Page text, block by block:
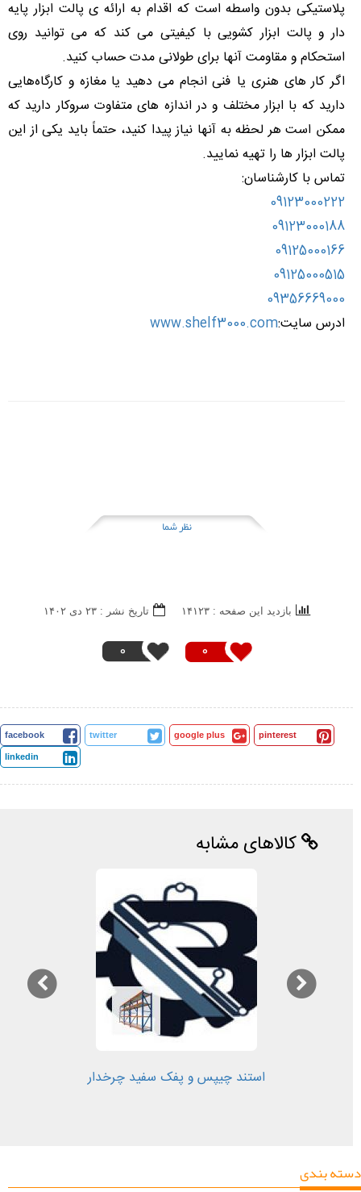
پلاستیکی بدون واسطه است که اقدام به ارائه ی پالت ابزار پایه
دار و پالت ابزار کشویی با کیفیتی می کند که می توانید روی
استحکام و مقاومت آنها برای طولانی مدت حساب کنید.
اگر کار های هنری یا فنی انجام می دهید یا مغازه و کارگاه‌هایی
دارید که با ابزار مختلف و در اندازه های متفاوت سروکار دارید که
ممکن است هر لحظه به آنها نیاز پیدا کنید، حتماً باید یکی از این
پالت ابزار ها را تهیه نمایید.
تماس با کارشناسان:
09123000222
09123000188
09125000166
09125000515
09356669000
ادرس سایت:www.shelf3000.com
نظر شما
0
0
بازدید این صفحه : ۱۴۱۲۳ تاریخ نشر : ۲۳ دی ۱۴۰۲
facebook twitter google plus pinterest
linkedin
کالاهای مشابه
استند چیپس و پفک سفید چرخدار
دسته بندی